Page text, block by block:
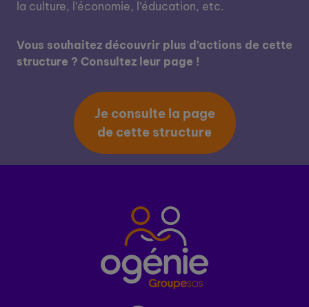
la culture, l’économie, l’éducation, etc.
Vous souhaitez découvrir plus d’actions de cette
structure ? Consultez leur page !
Je consulte la page
de cette structure